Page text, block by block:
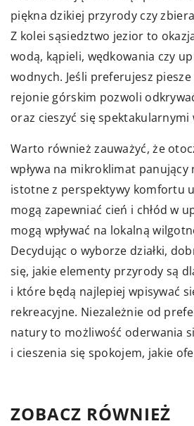
piękna dzikiej przyrody czy
Z kolei sąsiedztwo jezior to
wodą, kąpieli, wędkowania czy
wodnych. Jeśli preferujesz
rejonie górskim pozwoli
oraz cieszyć się spektakularnymi
Warto również zauważyć, że
wpływa na mikroklimat panujący
istotne z perspektywy komfortu
mogą zapewniać cień i chłód w
mogą wpływać na lokalną
Decydując o wyborze działki,
się, jakie elementy przyrody są
i które będą najlepiej wpisywać
rekreacyjne. Niezależnie od
natury to możliwość oderwania
i cieszenia się spokojem, jakie
ZOBACZ RÓWNIEŻ